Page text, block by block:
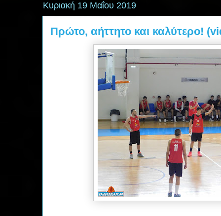
Κυριακή 19 Μαΐου 2019
Πρώτο, αήττητο και καλύτερο!